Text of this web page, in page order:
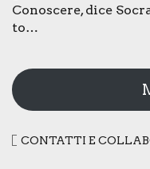
Cono­sce­re, dice
to…
CON­TAT­TI E